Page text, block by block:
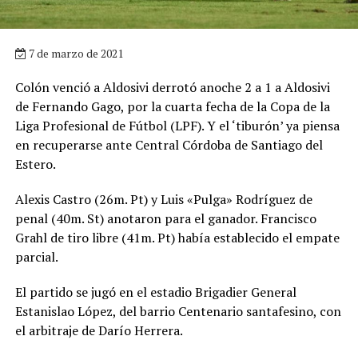
7 de marzo de 2021
Colón venció a Aldosivi derrotó anoche 2 a 1 a Aldosivi
de Fernando Gago, por la cuarta fecha de la Copa de la
Liga Profesional de Fútbol (LPF). Y el ‘tiburón’ ya piensa
en recuperarse ante Central Córdoba de Santiago del
Estero.
Alexis Castro (26m. Pt) y Luis «Pulga» Rodríguez de
penal (40m. St) anotaron para el ganador. Francisco
Grahl de tiro libre (41m. Pt) había establecido el empate
parcial.
El partido se jugó en el estadio Brigadier General
Estanislao López, del barrio Centenario santafesino, con
el arbitraje de Darío Herrera.